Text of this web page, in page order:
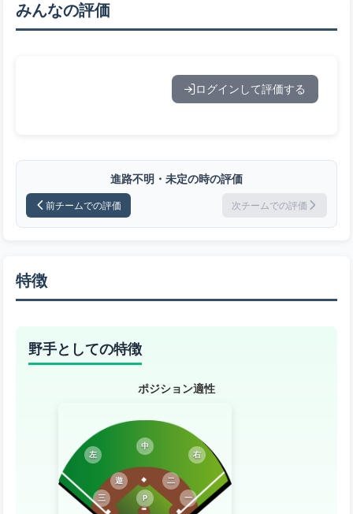
みんなの評価
ログインして評価する
進路不明・未定の時の評価
前チームでの評価 次チームでの評価
特徴
野手としての特徴
ポジション適性
P 一
二
三
遊
左
中
右